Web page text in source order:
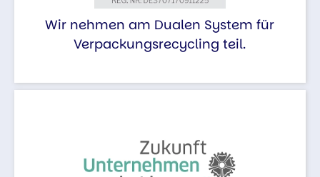
Wir nehmen am Dualen System für
Verpackungsrecycling teil.